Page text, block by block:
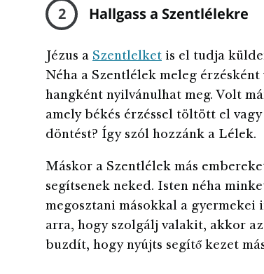
2 Hallgass a Szentlélekre
Jézus a Szentlelket is el tudja
Néha a Szentlélek meleg
hangként nyilvánulhat meg. Volt
amely békés érzéssel töltött el
döntést? Így szól hozzánk a Lélek.
Máskor a Szentlélek más
segítsenek neked. Isten néha
megosztani másokkal a
arra, hogy szolgálj valakit, akkor
buzdít, hogy nyújts segítő kezet